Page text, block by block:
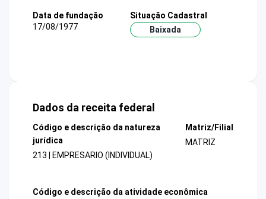
Data de fundação
17/08/1977
Situação Cadastral
Baixada
Dados da receita federal
Código e descrição da natureza
jurídica
213 | EMPRESARIO (INDIVIDUAL)
Matriz/Filial
MATRIZ
Código e descrição da atividade econômica